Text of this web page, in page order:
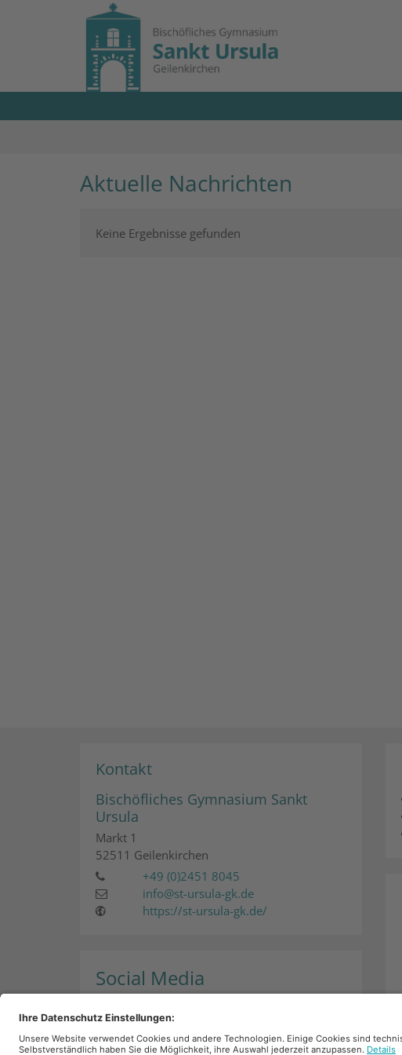
Aktuelle Nachrichten
Keine Ergebnisse gefunden
Kontakt
Bischöfliches Gymnasium Sankt
Ursula
Markt 1
52511 Geilenkirchen
+49 (0)2451 8045
info@st-ursula-gk.de
https://st-ursula-gk.de/
Social Media